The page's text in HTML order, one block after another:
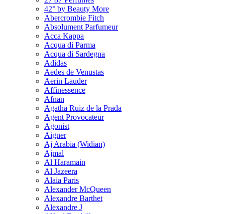
42° by Beauty More
Abercrombie Fitch
Absolument Parfumeur
Acca Kappa
Acqua di Parma
Acqua di Sardegna
Adidas
Aedes de Venustas
Aerin Lauder
Affinessence
Afnan
Agatha Ruiz de la Prada
Agent Provocateur
Agonist
Aigner
Aj Arabia (Widian)
Ajmal
Al Haramain
Al Jazeera
Alaia Paris
Alexander McQueen
Alexandre Barthet
Alexandre J